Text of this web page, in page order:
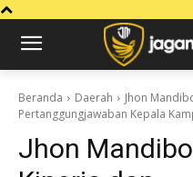
Beranda Daerah
Jhon
Pertanggungjawaban Kepala
Jhon